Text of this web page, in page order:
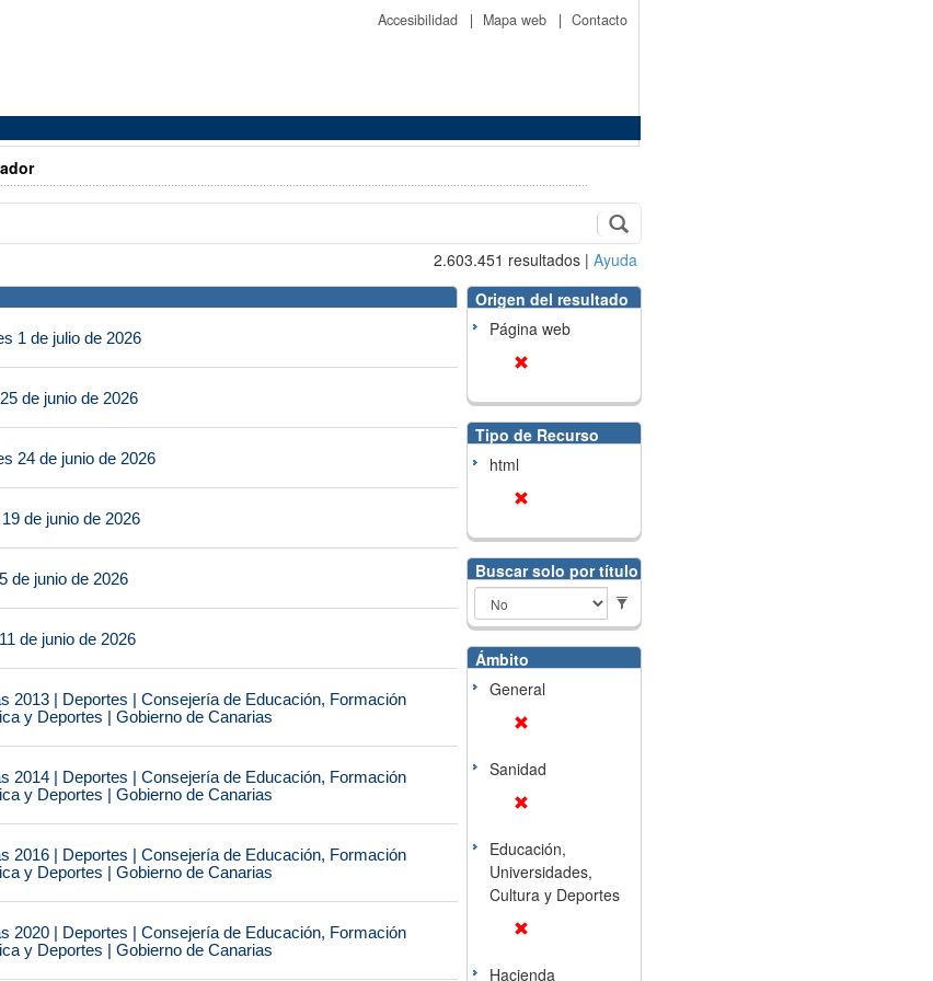
Accesibilidad | Mapa web | Contacto
2.603.451 resultados | Ayuda
1 de julio de 2026
de junio de 2026
24 de junio de 2026
de junio de 2026
de junio de 2026
de junio de 2026
2013 | Deportes | Consejería de Educación, Formación
y Deportes | Gobierno de Canarias
2014 | Deportes | Consejería de Educación, Formación
y Deportes | Gobierno de Canarias
2016 | Deportes | Consejería de Educación, Formación
y Deportes | Gobierno de Canarias
2020 | Deportes | Consejería de Educación, Formación
y Deportes | Gobierno de Canarias
Origen del resultado
Página web
Tipo de Recurso
html
Buscar solo por título
Ámbito
General
Sanidad
Educación,
Universidades,
Cultura y Deportes
Hacienda